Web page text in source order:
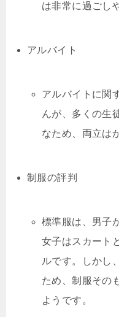
は非常に過ごし
アルバイト
アルバイトに関
んが、多くの生
なため、両立は
制服の評判
標準服は、男子
女子はスカート
ルです。しかし
ため、制服その
ようです。